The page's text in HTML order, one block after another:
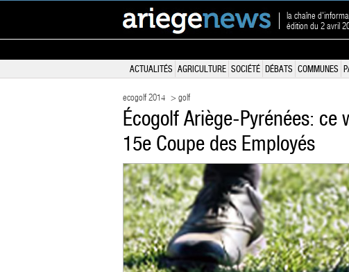
la chaîne
édition du 2 avril
ACTUALITÉS AGRICULTURE SOCIÉTÉ DÉBATS COMMUNES
ecogolf 2014 > golf
Écogolf Ariège-Pyrénées:
15e Coupe des Employés